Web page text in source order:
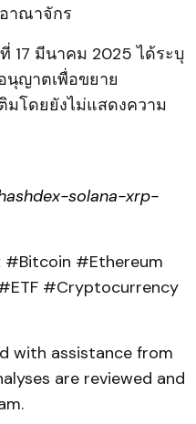
าณาจักร
17 มีนาคม 2025 ได้ระบุ
นุญาตเพื่อขยาย
โดยยังไม่แสดงความ
solana-xrp-
#Bitcoin #Ethereum
#Cryptocurrency
with assistance from
are reviewed and